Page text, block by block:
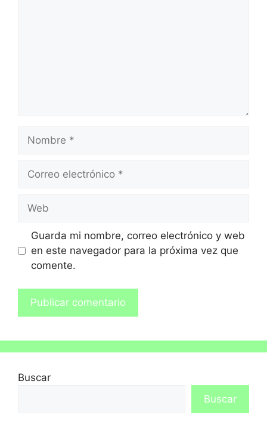
Guarda mi nombre, correo electrónico y web
en este navegador para la próxima vez que
comente.
Buscar
Buscar